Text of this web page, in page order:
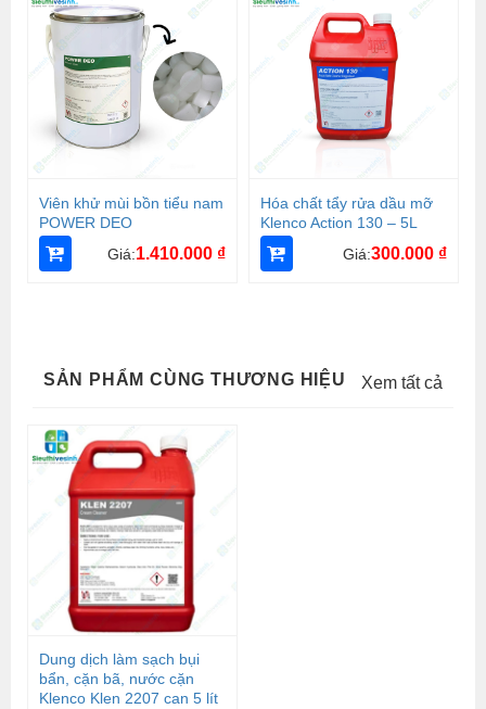
Viên khử mùi bồn tiểu nam
POWER DEO
Giá:1.410.000 ₫
Hóa chất tẩy rửa dầu mỡ
Klenco Action 130 – 5L
Giá:300.000 ₫
SẢN PHẨM CÙNG THƯƠNG HIỆU Xem tất cả
Dung dịch làm sạch bụi
bẩn, cặn bã, nước cặn
Klenco Klen 2207 can 5 lít